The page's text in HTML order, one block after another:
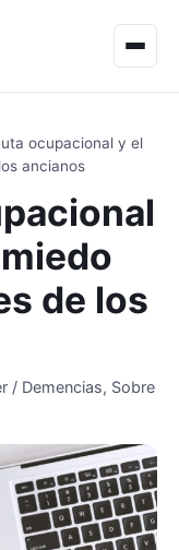
ocupacional y el
ancianos
de los
/ Demencias, Sobre